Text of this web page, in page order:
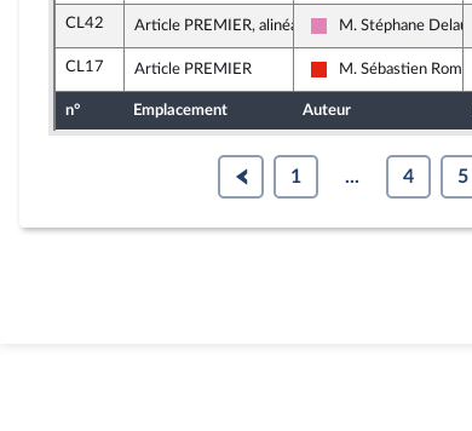
CL42 Article PREMIER, alinéa 1
Socialistes et
M. Stéphane
CL17 Article PREMIER
La France insoumise
M. Sébastien Rome
n° Emplacement Auteur
1 ... 4 5